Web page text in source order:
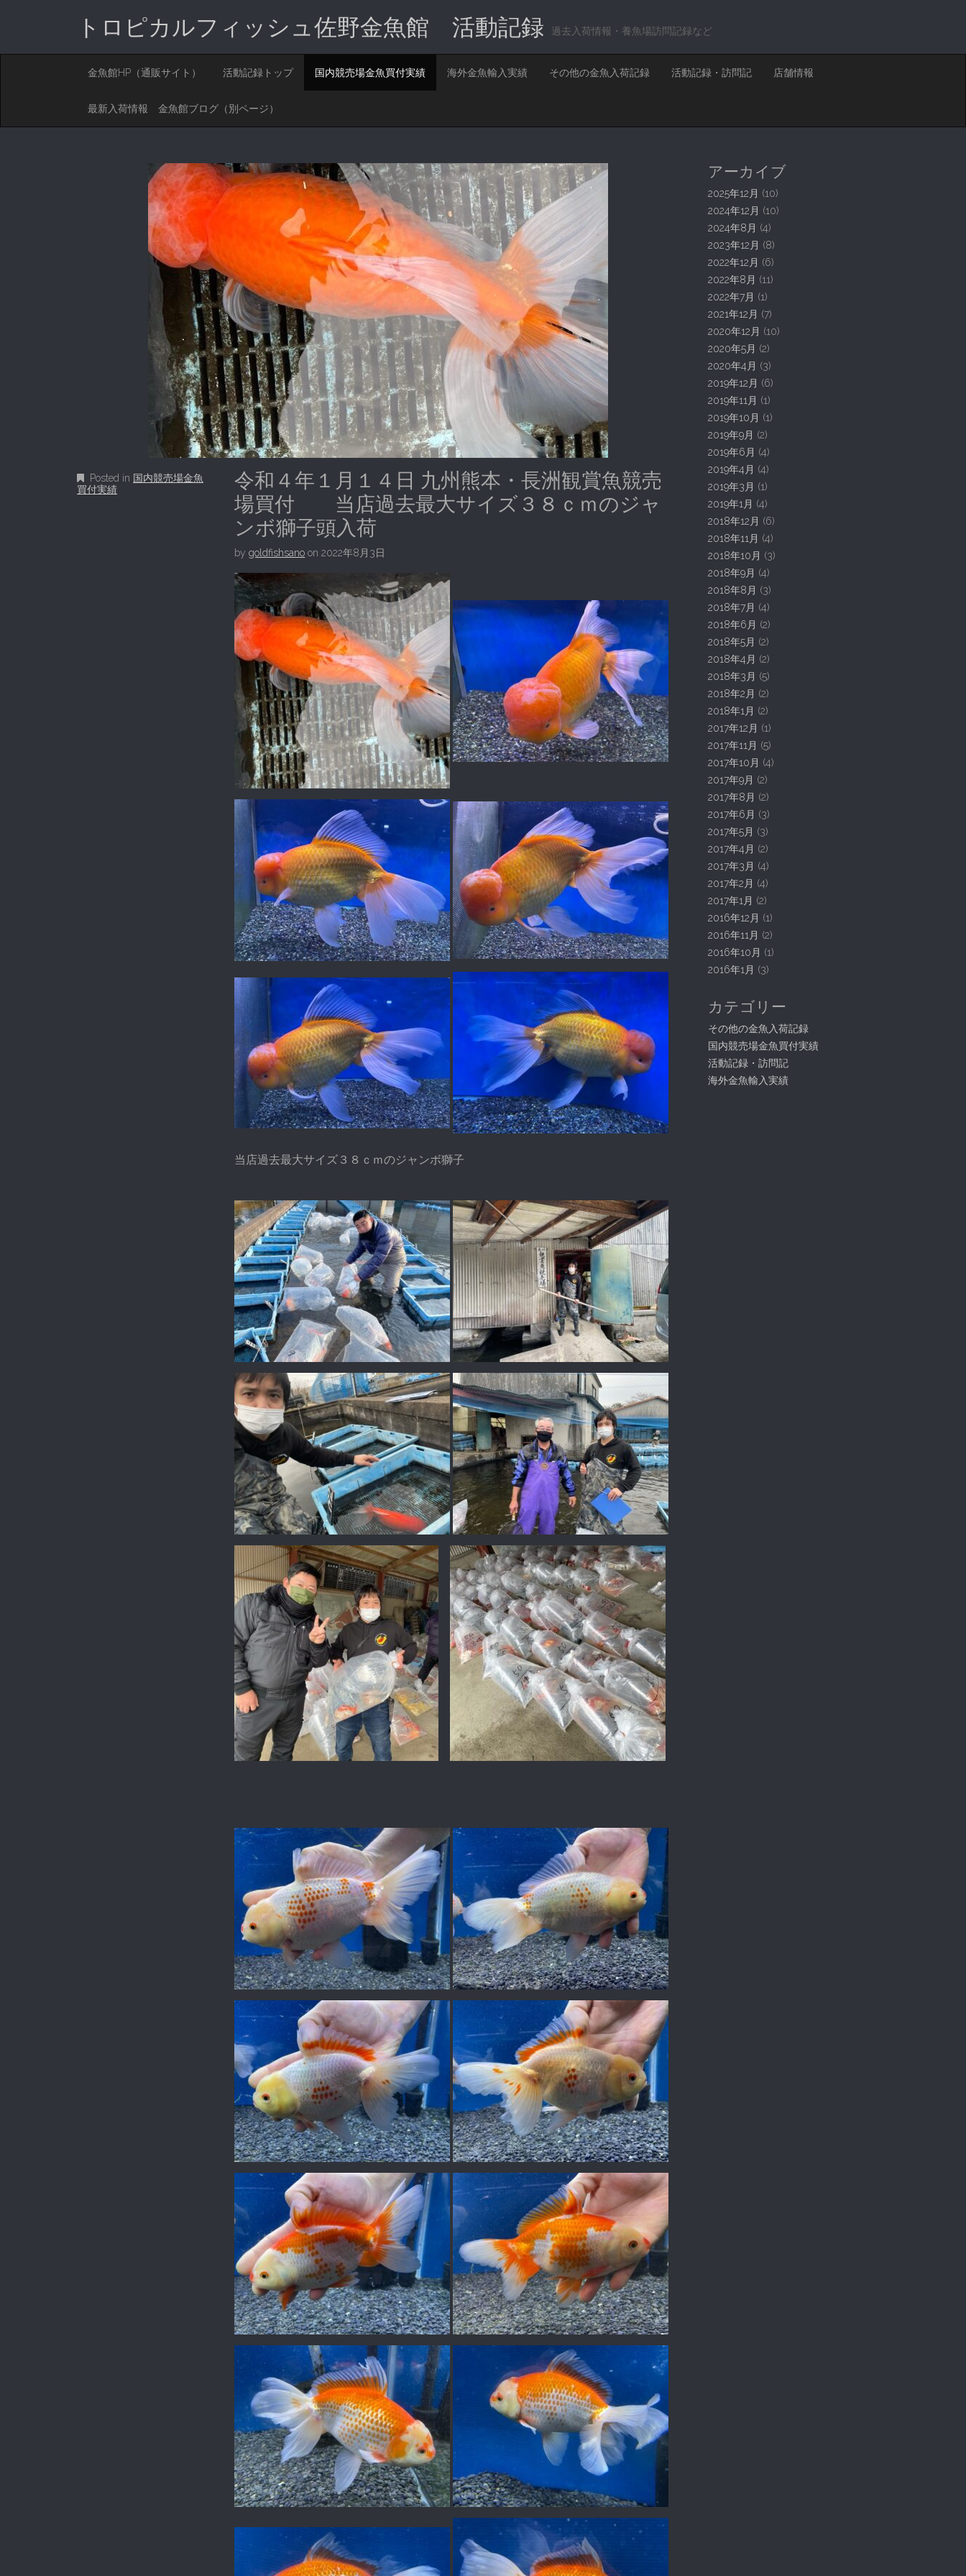
トロピカルフィッシュ佐野金魚館 活動記録 過去入荷情報・養魚場訪問記録など
M
A
N
O
金魚館HP（通販サイト） 活動記録トップ 国内競売場金魚買付実績 海外金魚輸入実績 その他の金魚入荷記録 活動記録・訪問記 店舗情報
最新入荷情報 金魚館ブログ（別ページ）
Posted in 国内競売場金魚
買付実績
令和４年１月１４日 九州熊本・長洲観賞魚競売
場買付 当店過去最大サイズ３８ｃｍのジャ
ンボ獅子頭入荷
bygoldfishsano on2022年8月3日
当店過去最大サイズ３８ｃｍのジャンボ獅子
アーカイブ
2025年12月 (10)
2024年12月 (10)
2024年8月 (4)
2023年12月 (8)
2022年12月 (6)
2022年8月 (11)
2022年7月 (1)
2021年12月 (7)
2020年12月 (10)
2020年5月 (2)
2020年4月 (3)
2019年12月 (6)
2019年11月 (1)
2019年10月 (1)
2019年9月 (2)
2019年6月 (4)
2019年4月 (4)
2019年3月 (1)
2019年1月 (4)
2018年12月 (6)
2018年11月 (4)
2018年10月 (3)
2018年9月 (4)
2018年8月 (3)
2018年7月 (4)
2018年6月 (2)
2018年5月 (2)
2018年4月 (2)
2018年3月 (5)
2018年2月 (2)
2018年1月 (2)
2017年12月 (1)
2017年11月 (5)
2017年10月 (4)
2017年9月 (2)
2017年8月 (2)
2017年6月 (3)
2017年5月 (3)
2017年4月 (2)
2017年3月 (4)
2017年2月 (4)
2017年1月 (2)
2016年12月 (1)
2016年11月 (2)
2016年10月 (1)
2016年1月 (3)
カテゴリー
その他の金魚入荷記録
国内競売場金魚買付実績
活動記録・訪問記
海外金魚輸入実績